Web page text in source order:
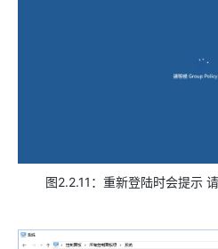
图2.2.11：重新登陆时会提示